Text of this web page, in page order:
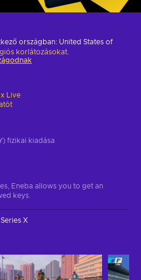
országban: United States of
korlátozásokat
Live
fizikai kiadása
Eneba allows you to get an
keys.
X